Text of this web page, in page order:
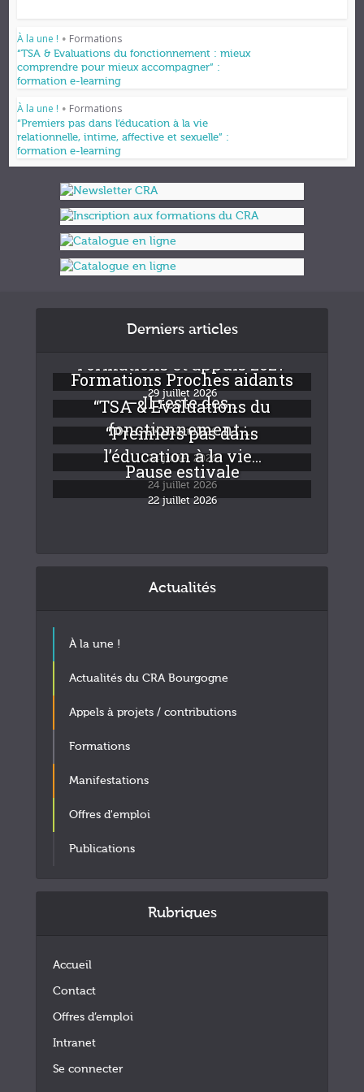
À la une ! • Formations
“TSA & Evaluations du fonctionnement : mieux
comprendre pour mieux accompagner” :
formation e-learning
À la une ! • Formations
“Premiers pas dans l’éducation à la vie
relationnelle, intime, affective et sexuelle” :
formation e-learning
Derniers articles
Formations et appuis 2027
29 juillet 2026
Formations Proches aidants
– Il reste des...
24 juillet 2026
“TSA & Evaluations du
fonctionnement :...
24 juillet 2026
“Premiers pas dans
l’éducation à la vie...
24 juillet 2026
Pause estivale
22 juillet 2026
Actualités
À la une !
Actualités du CRA Bourgogne
Appels à projets / contributions
Formations
Manifestations
Offres d'emploi
Publications
Rubriques
Accueil
Contact
Offres d’emploi
Intranet
Se connecter